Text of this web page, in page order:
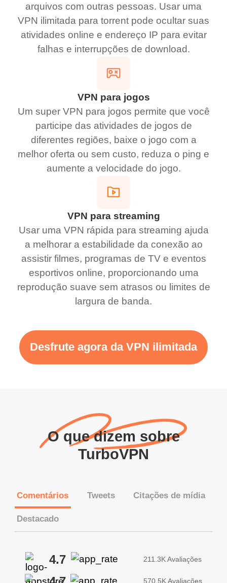
arquivos com outras pessoas. Usar uma
VPN ilimitada para torrent pode ocultar suas
atividades online e endereço IP para evitar
falhas e interrupções de download.
VPN para jogos
Um super VPN para jogos permite que você
participe das atividades de jogos de
diferentes regiões, baixe o jogo com a
melhor oferta ou sem custo, reduza o ping e
aumente a velocidade do jogo.
VPN para streaming
Usar uma VPN rápida para streaming ajuda
a melhorar a estabilidade da conexão ao
assistir filmes, programas de TV e eventos
esportivos online, proporcionando uma
reprodução suave sem atrasos ou limites de
largura de banda.
Desfrute agora da VPN ilimitada
O que dizem sobre
TurboVPN
Comentários Tweets Citações de mídia
Destacado
4.7 211.3K Avaliações
570.5K Avaliações